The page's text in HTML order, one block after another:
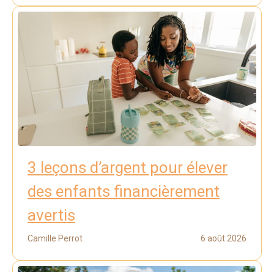
3 leçons d’argent pour élever
des enfants financièrement
avertis
Camille Perrot 6 août 2026